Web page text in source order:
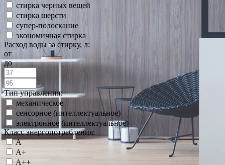
стирка черных вещей
стирка шерсти
супер-полоскание
экономичная стирка
Расход воды за стирку, л:
от
до
Тип управления:
механическое
сенсорное (интеллектуальное)
электронное (интеллектуальное)
Класс энергопотребления:
A
A+
A++